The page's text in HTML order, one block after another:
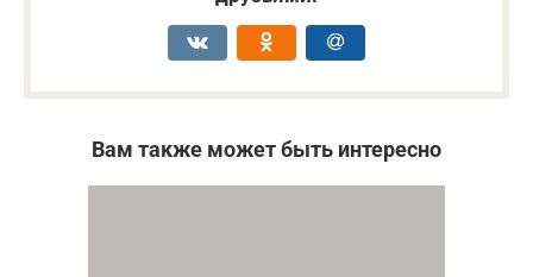
Вам также может быть интересно